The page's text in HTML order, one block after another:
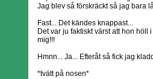
Jag blev så förskräckt så jag bara
Fast... Det kändes knappast...
Det var ju faktiskt värst att hon
mig!!!
Hmnn... Ja... Efteråt så fick jag
*tvätt på nosen*